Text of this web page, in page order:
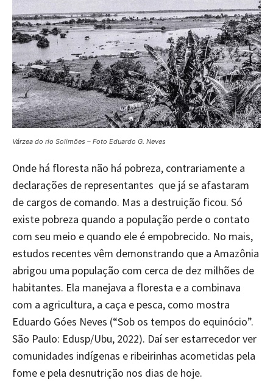
Várzea do rio Solimões – Foto Eduardo G. Neves
Onde há floresta não há pobreza, contrariamente a
declarações de representantes que já se afastaram
de cargos de comando. Mas a destruição ficou. Só
existe pobreza quando a população perde o contato
com seu meio e quando ele é empobrecido. No mais,
estudos recentes vêm demonstrando que a Amazônia
abrigou uma população com cerca de dez milhões de
habitantes. Ela manejava a floresta e a combinava
com a agricultura, a caça e pesca, como mostra
Eduardo Góes Neves (“Sob os tempos do equinócio”.
São Paulo: Edusp/Ubu, 2022). Daí ser estarrecedor ver
comunidades indígenas e ribeirinhas acometidas pela
fome e pela desnutrição nos dias de hoje.